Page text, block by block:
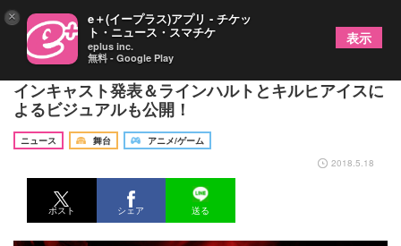
舞台『銀河英雄伝説 Die Neue These』の帝国軍メ
インキャスト発表＆ラインハルトとキルヒアイスに
よるビジュアルも公開！
ニュース 舞台
アニメ/ゲーム
2018.5.18
ポスト シェア 送る
× e＋(イープラス)アプリ - チケッ
ト・ニュース・スマチケ
eplus inc.
無料 - Google Play
表示